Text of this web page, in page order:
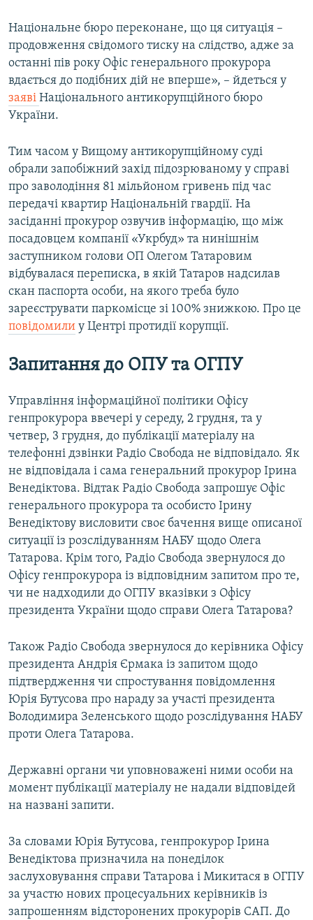
Національне бюро переконане, що ця ситуація –
продовження свідомого тиску на слідство, адже за
останні пів року Офіс генерального прокурора
вдається до подібних дій не вперше», – йдеться у
заяві Національного антикорупційного бюро
України.
Тим часом у Вищому антикорупційному суді
обрали запобіжний захід підозрюваному у справі
про заволодіння 81 мільйоном гривень під час
передачі квартир Національній гвардії. На
засіданні прокурор озвучив інформацію, що між
посадовцем компанії «Укрбуд» та нинішнім
заступником голови ОП Олегом Татаровим
відбувалася переписка, в якій Татаров надсилав
скан паспорта особи, на якого треба було
зареєструвати паркомісце зі 100% знижкою. Про це
повідомили у Центрі протидії корупції.
Запитання до ОПУ та ОГПУ
Управління інформаційної політики Офісу
генпрокурора ввечері у середу, 2 грудня, та у
четвер, 3 грудня, до публікації матеріалу на
телефонні дзвінки Радіо Свобода не відповідало. Як
не відповідала і сама генеральний прокурор Ірина
Венедіктова. Відтак Радіо Свобода запрошує Офіс
генерального прокурора та особисто Ірину
Венедіктову висловити своє бачення вище описаної
ситуації із розслідуванням НАБУ щодо Олега
Татарова. Крім того, Радіо Свобода звернулося до
Офісу генпрокурора із відповідним запитом про те,
чи не надходили до ОГПУ вказівки з Офісу
президента України щодо справи Олега Татарова?
Також Радіо Свобода звернулося до керівника Офісу
президента Андрія Єрмака із запитом щодо
підтвердження чи спростування повідомлення
Юрія Бутусова про нараду за участі президента
Володимира Зеленського щодо розслідування НАБУ
проти Олега Татарова.
Державні органи чи уповноважені ними особи на
момент публікації матеріалу не надали відповідей
на названі запити.
За словами Юрія Бутусова, генпрокурор Ірина
Венедіктова призначила на понеділок
заслуховування справи Татарова і Микитася в ОГПУ
за участю нових процесуальних керівників із
запрошенням відсторонених прокурорів САП. До